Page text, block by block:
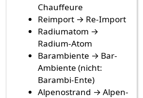
Chauffeure
Reimport → Re-Import
Radiumatom →
Radium-Atom
Barambiente → Bar-
Ambiente (nicht:
Barambi-Ente)
Alpenostrand → Alpen-